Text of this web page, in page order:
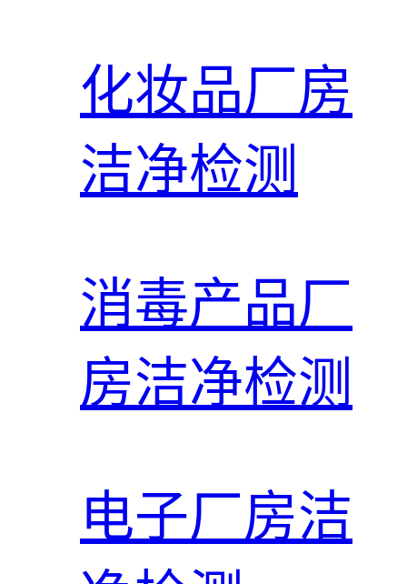
化妆品厂房
洁净检测
消毒产品厂
房洁净检测
电子厂房洁